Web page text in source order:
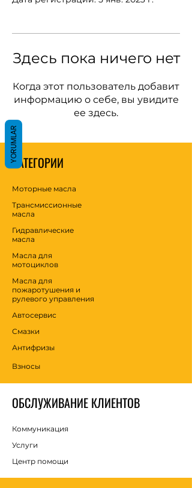
Здесь пока ничего нет
Когда этот пользователь добавит
информацию о себе, вы увидите
ее здесь.
КАТЕГОРИИ
Моторные масла
Трансмиссионные
масла
Гидравлические
масла
Масла для
мотоциклов
Масла для
пожаротушения и
рулевого управления
Автосервис
Смазки
Антифризы
Взносы
ОБСЛУЖИВАНИЕ КЛИЕНТОВ
Коммуникация
Услуги
Центр помощи
YORUMLAR